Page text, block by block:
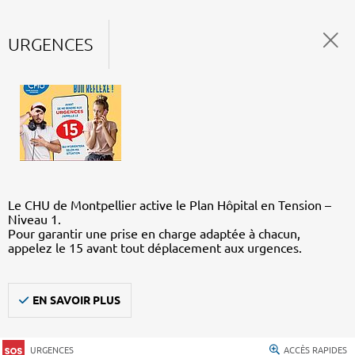
URGENCES
Le CHU de Montpellier active le Plan Hôpital en Tension –
Niveau 1.
Pour garantir une prise en charge adaptée à chacun,
appelez le 15 avant tout déplacement aux urgences.
EN SAVOIR PLUS
URGENCES ACCÈS RAPIDES